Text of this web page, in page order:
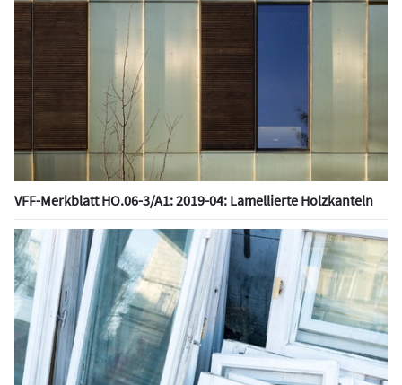
VFF-Merkblatt HO.06-3/A1: 2019-04: Lamellierte Holzkanteln